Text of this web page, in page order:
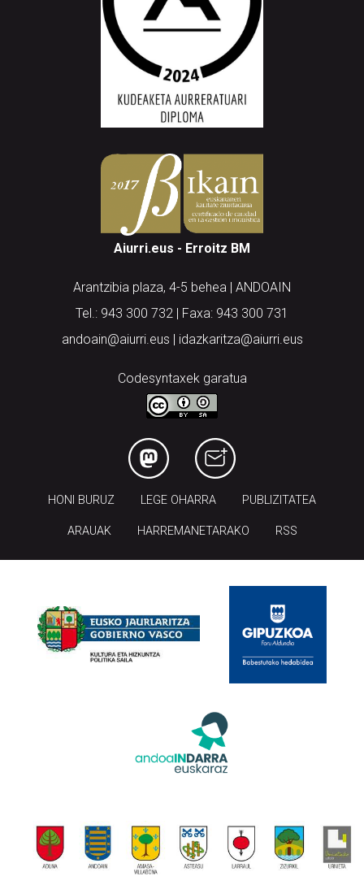
Aiurri.eus - Erroitz BM
Arantzibia plaza, 4-5 behea | ANDOAIN
Tel.: 943 300 732 | Faxa: 943 300 731
andoain@aiurri.eus | idazkaritza@aiurri.eus
Codesyntaxek garatua
HONI BURUZ LEGE OHARRA PUBLIZITATEA
ARAUAK HARREMANETARAKO RSS